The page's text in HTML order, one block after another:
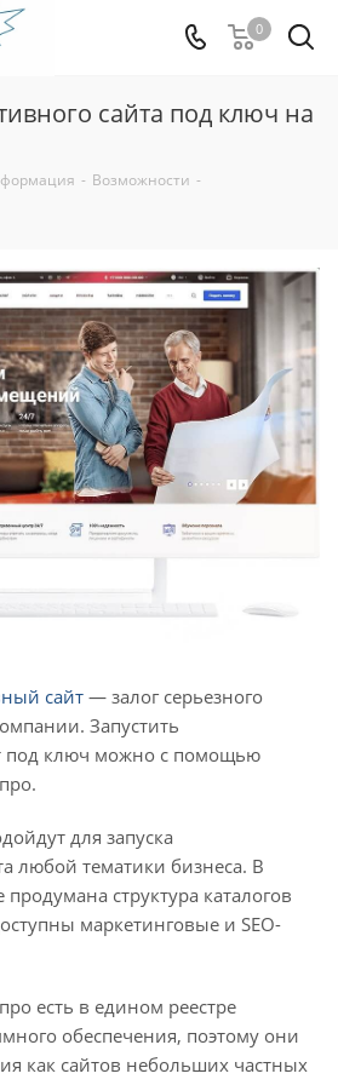
0
сайта под ключ на
- Возможности -
сайт— залог серьезного
Запустить
под ключ можно с помощью
для запуска
любой тематики бизнеса. В
структура каталогов
маркетинговые и SEO-
есть в едином реестре
обеспечения, поэтому они
как сайтов небольших частных